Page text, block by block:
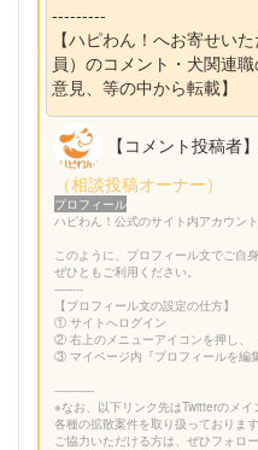
---------
【ハピわん！へお寄せい
員）のコメント・犬関連
意見、等の中から転載】
【コメント投稿者】
（相談投稿オーナー）
プロフィール
ハピわん！公式のサイト内アカウント
このように、プロフィール文でご自
ぜひともご利用ください。
--------
【プロフィール文の設定の仕方】
① サイトへログイン
② 右上のメニューアイコンを押し、
③ マイページ内『プロフィールを編
-----------
※なお、以下リンク先はTwitterのメイ
各種の拡散案件を取り扱っております
ご協力いただける方は、ぜひフォロ